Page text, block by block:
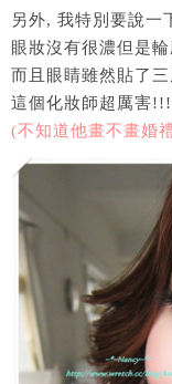
另外, 我特別要說一
眼妝沒有很濃但是
而且眼睛雖然貼了
這個化妝師超厲害!!!
(不知道他畫不畫婚